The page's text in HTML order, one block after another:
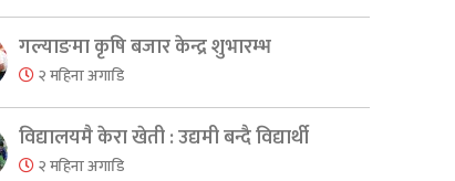
गल्याङमा कृषि बजार केन्द्र शुभारम्भ
२ महिना अगाडि
विद्यालयमै केरा खेती : उद्यमी बन्दै विद्यार्थी
२ महिना अगाडि